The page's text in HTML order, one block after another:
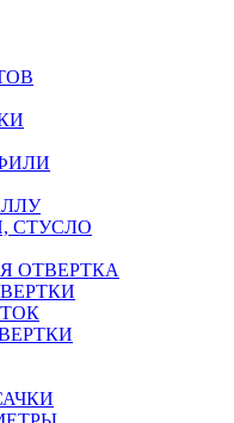
СТУСЛО
ОТВЕРТКА